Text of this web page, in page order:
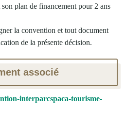
plan de financement pour 2 ans
la convention et tout document
de la présente décision.
associé
interparcspaca-tourisme-